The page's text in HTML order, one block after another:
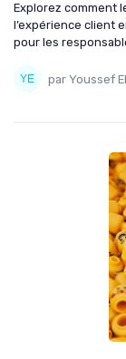
Explorez comment
l’expérience client
pour les
par Youssef